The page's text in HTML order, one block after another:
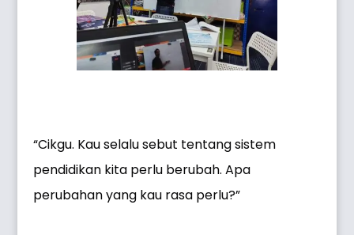
“Cikgu. Kau selalu sebut tentang sistem
pendidikan kita perlu berubah. Apa
perubahan yang kau rasa perlu?”